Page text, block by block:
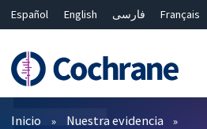
Español English فارسی
Français
Bahasa Malaysia
ไทย 繁體中文
Filtros
Inicio Nuestra evidencia